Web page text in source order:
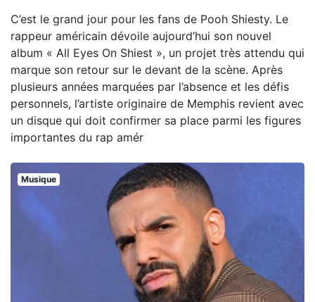
C’est le grand jour pour les fans de Pooh Shiesty. Le
rappeur américain dévoile aujourd’hui son nouvel
album « All Eyes On Shiest », un projet très attendu qui
marque son retour sur le devant de la scène. Après
plusieurs années marquées par l’absence et les défis
personnels, l’artiste originaire de Memphis revient avec
un disque qui doit confirmer sa place parmi les figures
importantes du rap amér
Musique